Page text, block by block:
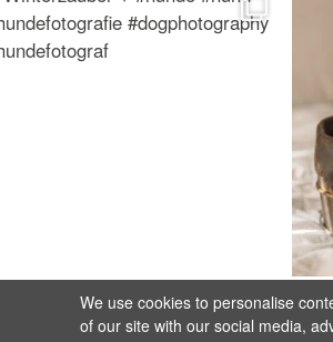
We use cookies to personalise
of our site with our social media,